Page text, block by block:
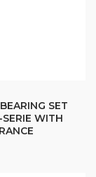
SET
SERIE WITH